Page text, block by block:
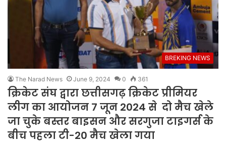
BREKING NEWS
The Narad News June 9, 2024 0 361
क्रिकेट संघ द्वारा छत्तीसगढ़ क्रिकेट प्रीमियर
लीग का आयोजन 7 जून 2024 से दो मैच खेले
जा चुके बस्तर बाइसन और सरगुजा टाइगर्स के
बीच पहला टी-20 मैच खेला गया